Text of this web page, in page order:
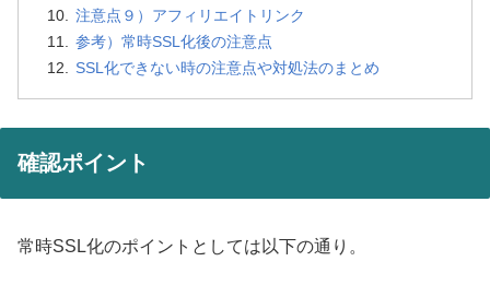
注意点９）アフィリエイトリンク
参考）常時SSL化後の注意点
SSL化できない時の注意点や対処法のまとめ
確認ポイント
常時SSL化のポイントとしては以下の通り。